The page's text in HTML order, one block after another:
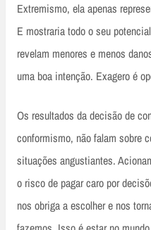
Extremismo, ela apenas
E mostraria todo o seu
revelam menores e menos
uma boa intenção. Exagero é
Os resultados da decisão de
conformismo, não falam sobre
situações angustiantes.
o risco de pagar caro por
nos obriga a escolher e nos